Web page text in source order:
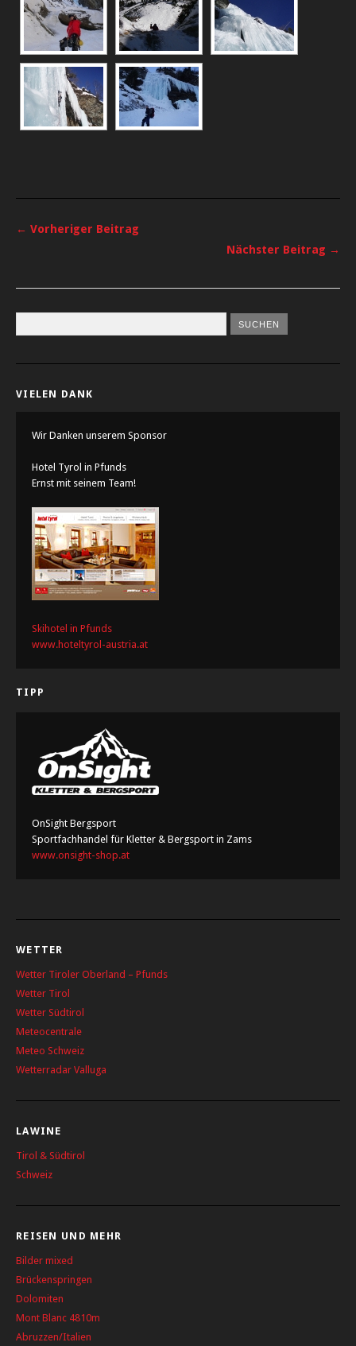
← Vorheriger Beitrag
Nächster Beitrag →
VIELEN DANK
Wir Danken unserem Sponsor
Hotel Tyrol in Pfunds
Ernst mit seinem Team!
Skihotel in Pfunds
www.hoteltyrol-austria.at
TIPP
OnSight Bergsport
Sportfachhandel für Kletter & Bergsport in Zams
www.onsight-shop.at
WETTER
Wetter Tiroler Oberland – Pfunds
Wetter Tirol
Wetter Südtirol
Meteocentrale
Meteo Schweiz
Wetterradar Valluga
LAWINE
Tirol & Südtirol
Schweiz
REISEN UND MEHR
Bilder mixed
Brückenspringen
Dolomiten
Mont Blanc 4810m
Abruzzen/Italien